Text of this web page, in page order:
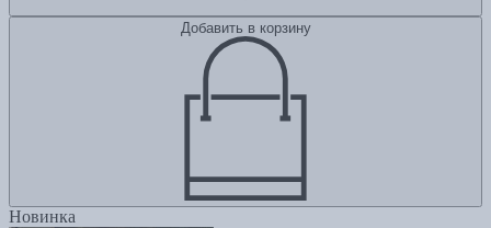
Добавить в корзину
Новинка